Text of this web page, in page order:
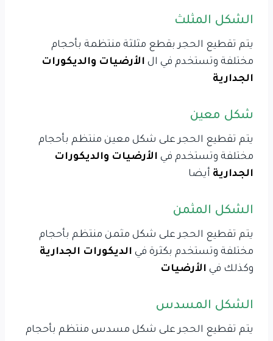
الشكل المثلث
يتم تقطيع الحجر بقطع مثلثة منتظمة بأحجام
مختلفة وتستخدم في ال الأرضيات والديكورات
الجدارية
شكل معين
يتم تقطيع الحجر على شكل معين منتظم بأحجام
مختلفة وتستخدم في الأرضيات والديكورات
الجدارية أيضا
الشكل المثمن
يتم تقطيع الحجر على شكل مثمن منتظم بأحجام
مختلفة وتستخدم بكثرة في الديكورات الجدارية
وكذلك في الأرضيات
الشكل المسدس
يتم تقطيع الحجر على شكل مسدس منتظم بأحجام